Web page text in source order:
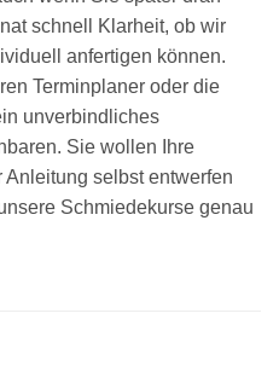
schnell Klarheit, ob wir
anfertigen können.
Terminplaner oder die
unverbindliches
Sie wollen Ihre
selbst entwerfen
Schmiedekurse genau